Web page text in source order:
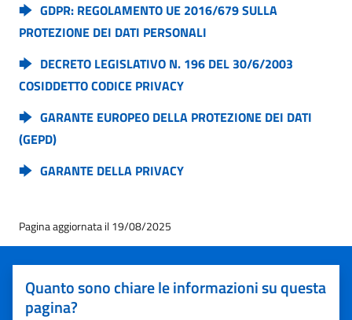
GDPR: REGOLAMENTO UE 2016/679 SULLA
PROTEZIONE DEI DATI PERSONALI
DECRETO LEGISLATIVO N. 196 DEL 30/6/2003
COSIDDETTO CODICE PRIVACY
GARANTE EUROPEO DELLA PROTEZIONE DEI DATI
(GEPD)
GARANTE DELLA PRIVACY
Pagina aggiornata il 19/08/2025
Quanto sono chiare le informazioni su questa
pagina?